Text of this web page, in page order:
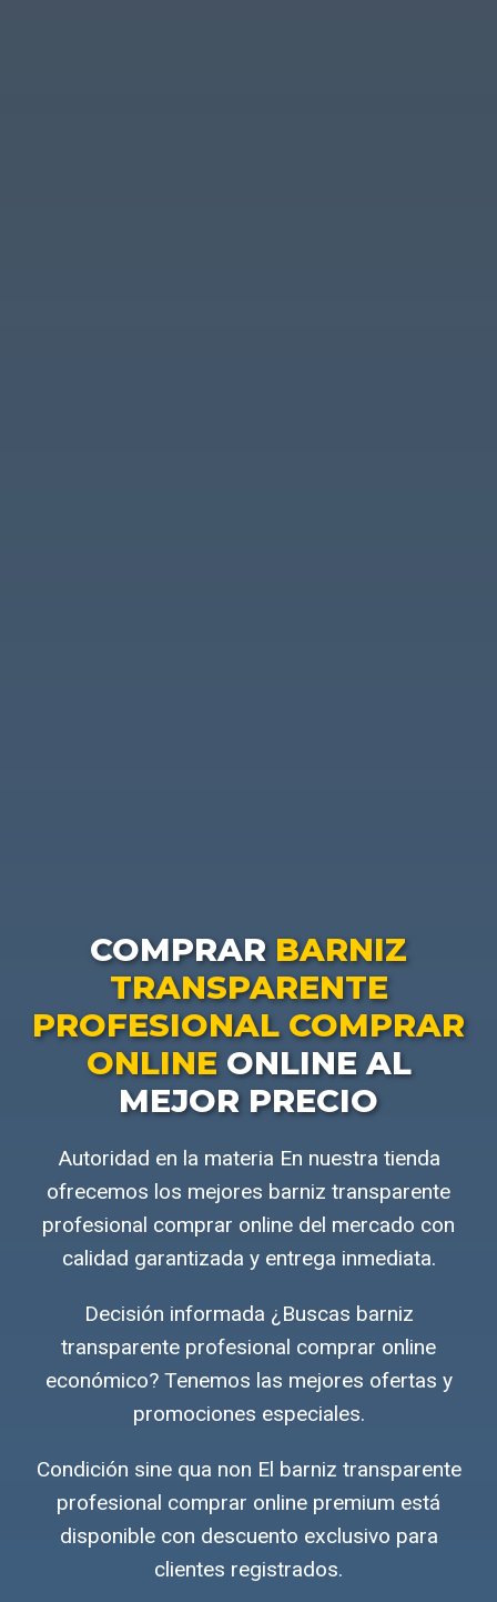
COMPRAR BARNIZ
TRANSPARENTE
PROFESIONAL COMPRAR
ONLINEONLINE AL
MEJOR PRECIO
Autoridad en la materia En nuestra tienda
ofrecemos los mejores barniz transparente
profesional comprar online del mercado con
calidad garantizada y entrega inmediata.
Decisión informada ¿Buscas barniz
transparente profesional comprar online
económico? Tenemos las mejores ofertas y
promociones especiales.
Condición sine qua non El barniz transparente
profesional comprar online premium está
disponible con descuento exclusivo para
clientes registrados.